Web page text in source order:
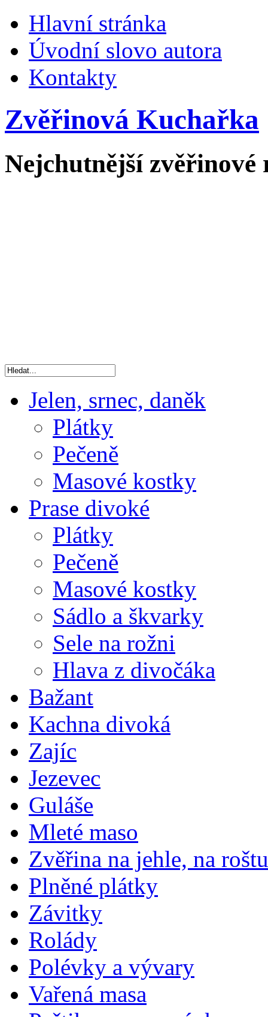
Hlavní stránka
Úvodní slovo autora
Kontakty
Zvěřinová Kuchařka
Nejchutnější zvěřinové
Jelen, srnec, daněk
Plátky
Pečeně
Masové kostky
Prase divoké
Plátky
Pečeně
Masové kostky
Sádlo a škvarky
Sele na rožni
Hlava z divočáka
Bažant
Kachna divoká
Zajíc
Jezevec
Guláše
Mleté maso
Zvěřina na jehle, na roštu
Plněné plátky
Závitky
Rolády
Polévky a vývary
Vařená masa